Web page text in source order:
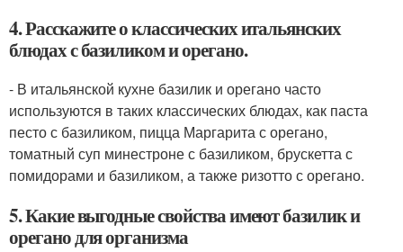
4. Расскажите о классических итальянских
блюдах с базиликом и орегано.
- В итальянской кухне базилик и орегано часто
используются в таких классических блюдах, как паста
песто с базиликом, пицца Маргарита с орегано,
томатный суп минестроне с базиликом, брускетта с
помидорами и базиликом, а также ризотто с орегано.
5. Какие выгодные свойства имеют базилик и
орегано для организма